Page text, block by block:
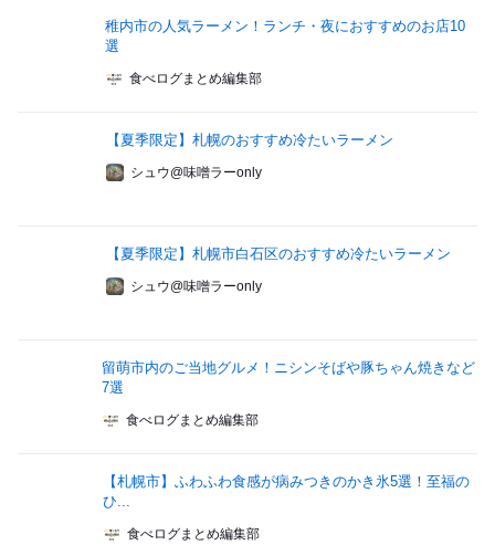
稚内市の人気ラーメン！ランチ・夜におすすめのお店10
選
食べログまとめ編集部
【夏季限定】札幌のおすすめ冷たいラーメン
シュウ@味噌ラーonly
【夏季限定】札幌市白石区のおすすめ冷たいラーメン
シュウ@味噌ラーonly
留萌市内のご当地グルメ！ニシンそばや豚ちゃん焼きなど
7選
食べログまとめ編集部
【札幌市】ふわふわ食感が病みつきのかき氷5選！至福の
ひ...
食べログまとめ編集部